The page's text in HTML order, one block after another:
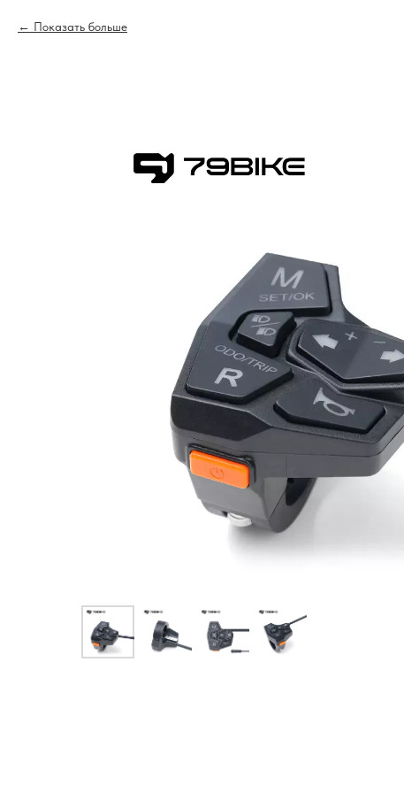
Показать больше